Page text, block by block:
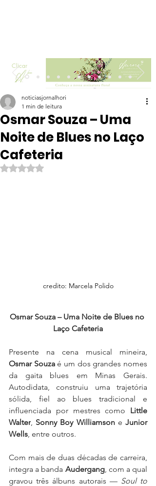
Clicar
Osmar Souza – Uma
Noite de Blues no Laço
Cafeteria
noticiasjornalhori
1 min de leitura
Avaliado com NaN de 5 estrelas.
credito: Marcela Polido
Osmar Souza – Uma Noite de Blues no
Laço Cafeteria
Osmar Souza é um dos grandes nomes
da gaita blues em Minas Gerais.
Autodidata, construiu uma trajetória
sólida, fiel ao blues tradicional e
influenciada por mestres como Little
Walter Sonny Boy Williamson e Junior
Wells , entre outros.
Com mais de duas décadas de carreira,
integra a banda Audergang, com a qual
gravou três álbuns autorais — Soul to